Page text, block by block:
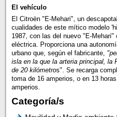
El vehículo
El Citroën "E-Mehari", un
cualidades de este mítico modelo
1987, con las del nuevo "E-Mehari"
eléctrica. Proporciona una
urbano que, según el fabricante,
isla en la que la arteria principal, la
de 20 kilómetros". Se recarga
toma de 16 amperios, o en 13
amperios.
Categoría/s